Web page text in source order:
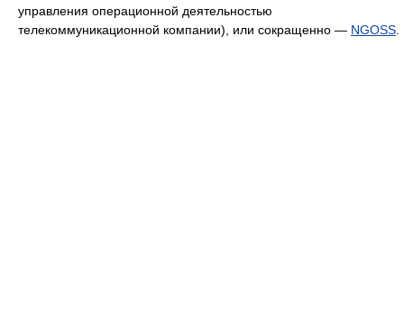
управления операционной деятельностью
телекоммуникационной компании), или сокращенно — NGOSS